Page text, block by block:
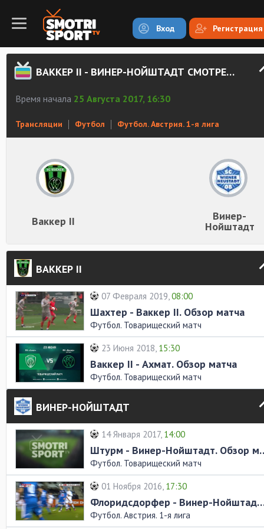
Вход Регистрация
ВАККЕР II - ВИНЕР-НОЙШТАДТ СМОТРЕТЬ ОНЛАЙН
Время начала 25 Августа 2017, 16:30
Трансляции Футбол Футбол. Австрия. 1-я лига
Ваккер II Винер-
Нойштадт
ВАККЕР II
07 Февраля 2019,08:00
Шахтер - Ваккер II. Обзор матча
Футбол. Товарищеский матч
23 Июня 2018, 15:30
Ваккер II - Ахмат. Обзор матча
Футбол. Товарищеский матч
ВИНЕР-НОЙШТАДТ
14 Января 2017, 14:00
Штурм -
Футбол. Товарищеский матч
01 Ноября 2016, 17:30
Флоридсдорфер - Винер-
Футбол. Австрия. 1-я лига